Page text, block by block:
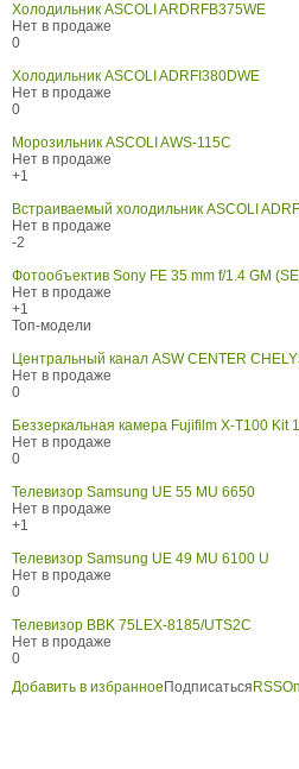
Холодильник ASCOLI ARDRFB375WE
Нет в продаже
0
Холодильник ASCOLI ADRFI380DWE
Нет в продаже
0
Морозильник ASCOLI AWS-115C
Нет в продаже
+1
Встраиваемый холодильник ASCOLI
Нет в продаже
-2
Фотообъектив Sony FE 35 mm f/1.4 GM
Нет в продаже
+1
Топ-модели
Центральный канал ASW CENTER
Нет в продаже
0
Беззеркальная камера Fujifilm X-T100 Kit
Нет в продаже
0
Телевизор Samsung UE 55 MU 6650
Нет в продаже
+1
Телевизор Samsung UE 49 MU 6100 U
Нет в продаже
0
Телевизор BBK 75LEX-8185/UTS2C
Нет в продаже
0
Добавить в избранное Подписаться RSS